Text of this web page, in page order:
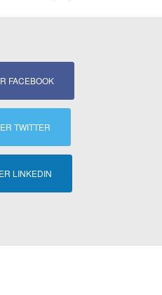
FACEBOOK
TWITTER
LINKEDIN